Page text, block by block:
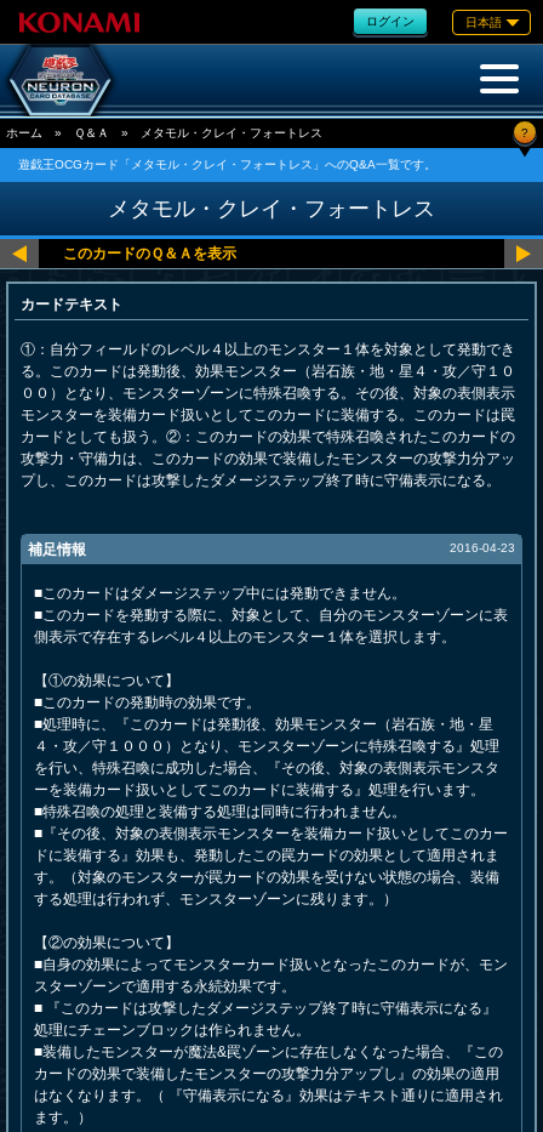
ログイン 日本語
ホーム » Ｑ＆Ａ » メタモル・クレイ・フォートレス ?
遊戯王OCGカード「メタモル・クレイ・フォートレス」へのQ&A一覧です。
メタモル・クレイ・フォートレス
カードテキスト
①：自分フィールドのレベル４以上のモンスター１体を対象として発動でき
る。このカードは発動後、効果モンスター（岩石族・地・星４・攻／守１０
００）となり、モンスターゾーンに特殊召喚する。その後、対象の表側表示
モンスターを装備カード扱いとしてこのカードに装備する。このカードは罠
カードとしても扱う。②：このカードの効果で特殊召喚されたこのカードの
攻撃力・守備力は、このカードの効果で装備したモンスターの攻撃力分アッ
プし、このカードは攻撃したダメージステップ終了時に守備表示になる。
補足情報 2016-04-23
■このカードはダメージステップ中には発動できません。
■このカードを発動する際に、対象として、自分のモンスターゾーンに表
側表示で存在するレベル４以上のモンスター１体を選択します。
【①の効果について】
■このカードの発動時の効果です。
■処理時に、『このカードは発動後、効果モンスター（岩石族・地・星
４・攻／守１０００）となり、モンスターゾーンに特殊召喚する』処理
を行い、特殊召喚に成功した場合、『その後、対象の表側表示モンスタ
ーを装備カード扱いとしてこのカードに装備する』処理を行います。
■特殊召喚の処理と装備する処理は同時に行われません。
■『その後、対象の表側表示モンスターを装備カード扱いとしてこのカー
ドに装備する』効果も、発動したこの罠カードの効果として適用されま
す。（対象のモンスターが罠カードの効果を受けない状態の場合、装備
する処理は行われず、モンスターゾーンに残ります。）
【②の効果について】
■自身の効果によってモンスターカード扱いとなったこのカードが、モン
スターゾーンで適用する永続効果です。
■ 『このカードは攻撃したダメージステップ終了時に守備表示になる』
処理にチェーンブロックは作られません。
■装備したモンスターが魔法&罠ゾーンに存在しなくなった場合、『この
カードの効果で装備したモンスターの攻撃力分アップし』の効果の適用
はなくなります。（ 『守備表示になる』効果はテキスト通りに適用され
ます。）